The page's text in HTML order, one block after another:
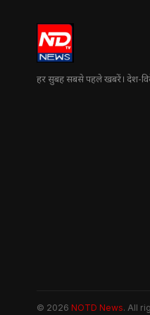
हर सुबह सबसे पहले खबरें। देश-
© 2026 NOTD News. All